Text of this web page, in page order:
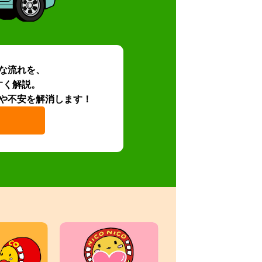
流れを、
解説。
不安を解消します！